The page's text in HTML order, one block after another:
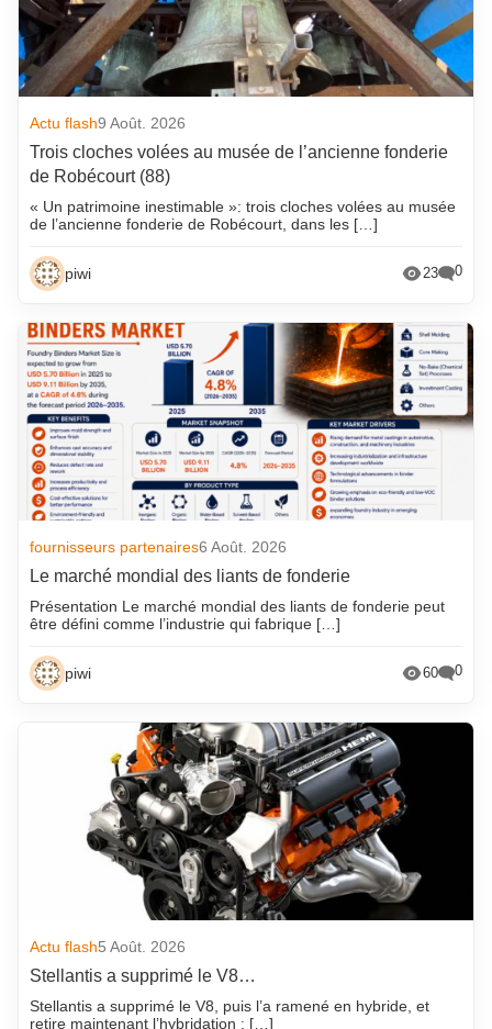
Actu flash9 Août. 2026
Trois cloches volées au musée de l’ancienne fonderie
de Robécourt (88)
« Un patrimoine inestimable »: trois cloches volées au musée
de l’ancienne fonderie de Robécourt, dans les […]
piwi 23 0
fournisseurs partenaires6 Août. 2026
Le marché mondial des liants de fonderie
Présentation Le marché mondial des liants de fonderie peut
être défini comme l’industrie qui fabrique […]
piwi 60 0
Actu flash5 Août. 2026
Stellantis a supprimé le V8…
Stellantis a supprimé le V8, puis l’a ramené en hybride, et
retire maintenant l’hybridation : […]